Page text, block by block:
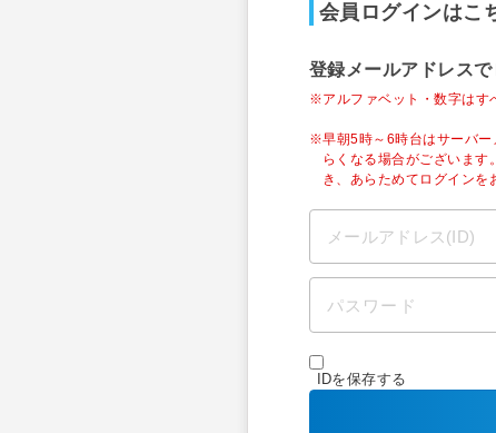
会員ログインはこ
登録メールアドレス
※アルファベット・数字はす
※早朝5時～6時台はサーバー
らくなる場合がございま
き、あらためてログインを
IDを保存する